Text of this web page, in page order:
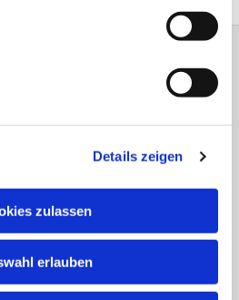
Details zeigen
zulassen
erlauben
Menden
– 12.30 Uhr
– 17.00 Uhr
Vereinbarung